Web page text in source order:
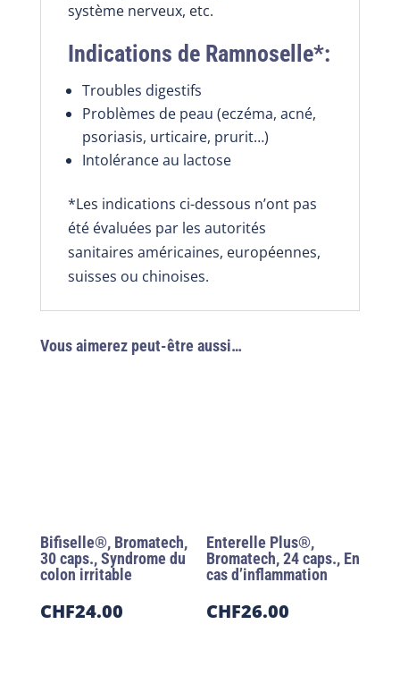
système nerveux, etc.
Indications de Ramnoselle*:
Troubles digestifs
Problèmes de peau (eczéma, acné,
psoriasis, urticaire, prurit…)
Intolérance au lactose
*Les indications ci-dessous n’ont pas
été évaluées par les autorités
sanitaires américaines, européennes,
suisses ou chinoises.
Vous aimerez peut-être aussi…
Bifiselle®, Bromatech,
30 caps., Syndrome du
colon irritable
CHF24.00
Enterelle Plus®,
Bromatech, 24 caps., En
cas d’inflammation
CHF26.00